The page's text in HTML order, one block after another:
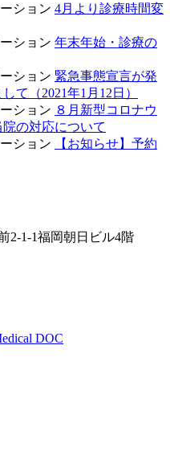
ション 4月より診療時間変
ション 年末年始・診療の
ション 緊急事態宣言が発
て（2021年1月12日）
ション ８月新型コロナウ
の対応について
ション
【お知らせ】予約
2-1-1福岡朝日ビル4階